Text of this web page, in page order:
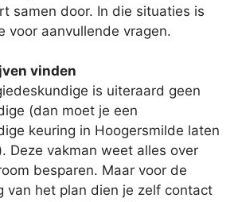
samen door. In die situaties is
voor aanvullende vragen.
vinden
is uiteraard geen
(dan moet je een
keuring in Hoogersmilde laten
Deze vakman weet alles over
besparen. Maar voor de
van het plan dien je zelf contact